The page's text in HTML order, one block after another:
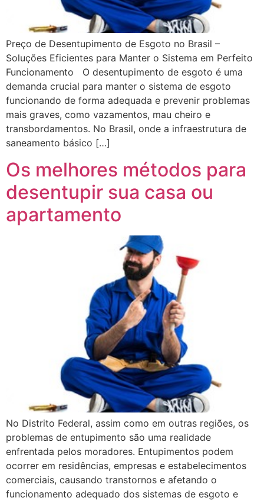
Preço de Desentupimento de Esgoto no Brasil –
Soluções Eficientes para Manter o Sistema em Perfeito
Funcionamento O desentupimento de esgoto é uma
demanda crucial para manter o sistema de esgoto
funcionando de forma adequada e prevenir problemas
mais graves, como vazamentos, mau cheiro e
transbordamentos. No Brasil, onde a infraestrutura de
saneamento básico […]
Os melhores métodos para
desentupir sua casa ou
apartamento
No Distrito Federal, assim como em outras regiões, os
problemas de entupimento são uma realidade
enfrentada pelos moradores. Entupimentos podem
ocorrer em residências, empresas e estabelecimentos
comerciais, causando transtornos e afetando o
funcionamento adequado dos sistemas de esgoto e